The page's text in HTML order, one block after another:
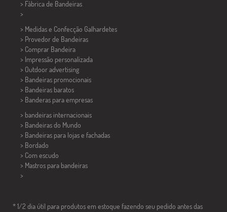
> Fábrica de Bandeiras
>
> Medidas e Confecção Galhardetes
> Provedor de Bandeiras
> Comprar Bandeira
> Impressão personalizada
> Outdoor advertising
> Bandeiras promocionais
> Bandeiras baratos
> Banderas para empresas
> bandeiras internacionais
> Bandeiras do Mundo
> Bandeiras para lojas e fachadas
> Bordado
> Com escudo
> Mastros para bandeiras
>
* 1/2 dia útil para produtos em estoque fazendo seu pedido antes das